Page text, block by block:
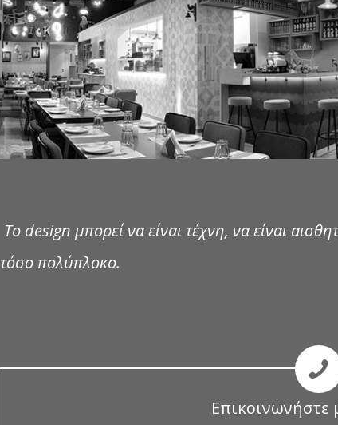
Το design μπορεί να είναι τέχνη, να είναι
τόσο πολύπλοκο.
Επικοινωνήστε